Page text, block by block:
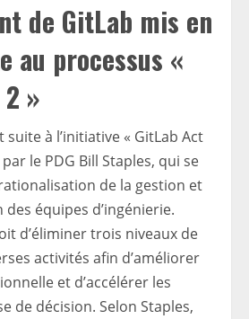
de GitLab mis en
au processus «
»
à l’initiative « GitLab Act
le PDG Bill Staples, qui se
de la gestion et
équipes d’ingénierie.
d’éliminer trois niveaux de
activités afin d’améliorer
et d’accélérer les
de décision. Selon Staples,